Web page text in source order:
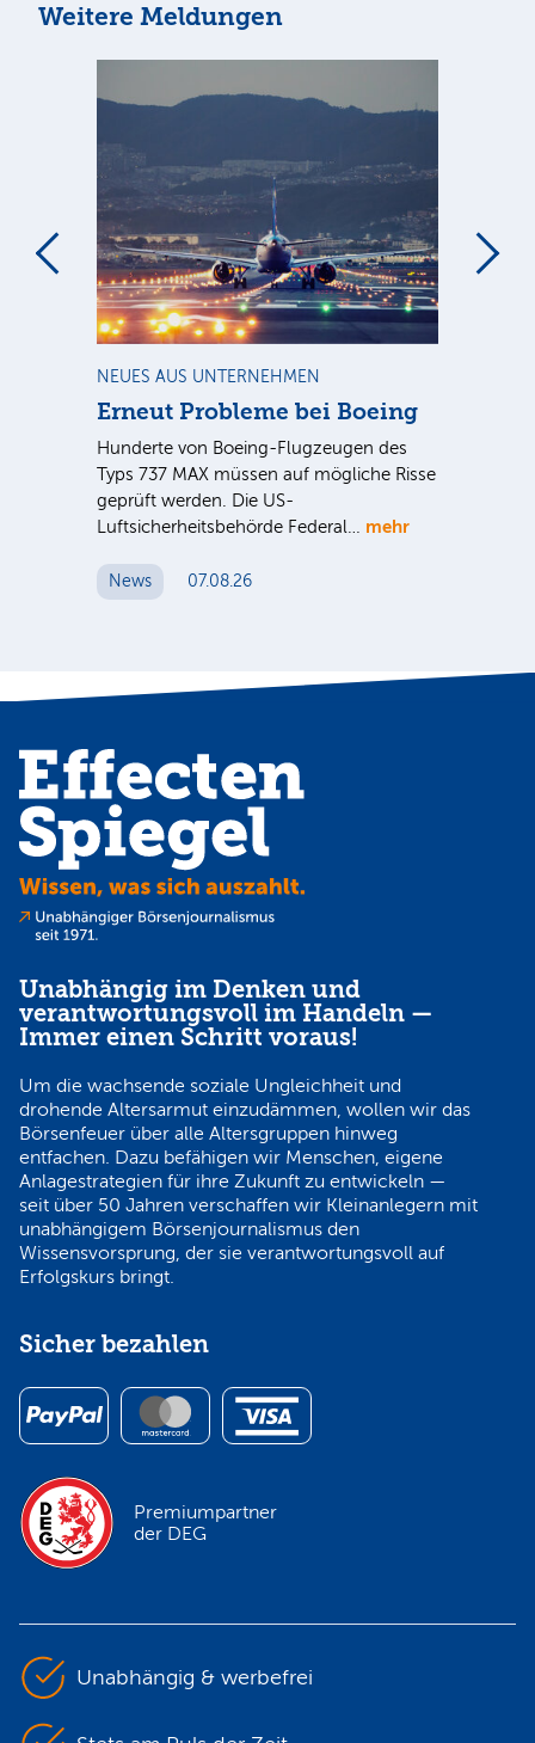
Weitere Meldungen
NEUES AUS UNTERNEHMEN
Erneut Probleme bei Boeing
Hunderte von Boeing-Flugzeugen des
Typs 737 MAX müssen auf mögliche Risse
geprüft werden. Die US-
Luftsicherheitsbehörde Federal… mehr
News 07.08.26
Unabhängig im Denken und
verantwortungsvoll im Handeln —
Immer einen Schritt voraus!
Um die wachsende soziale Ungleichheit und
drohende Altersarmut einzudämmen, wollen wir das
Börsenfeuer über alle Altersgruppen hinweg
entfachen. Dazu befähigen wir Menschen, eigene
Anlagestrategien für ihre Zukunft zu entwickeln —
seit über 50 Jahren verschaffen wir Kleinanlegern mit
unabhängigem Börsenjournalismus den
Wissensvorsprung, der sie verantwortungsvoll auf
Erfolgskurs bringt.
Sicher bezahlen
Premiumpartner
der DEG
Unabhängig & werbefrei